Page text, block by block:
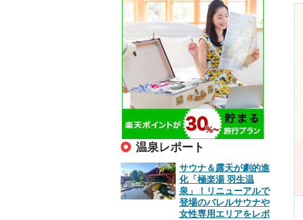
温泉レポート
サウナ＆露天が劇的進
化「極楽湯 羽生温
泉」！リニューアルで
登場のバレルサウナや
女性専用エリアをレポ